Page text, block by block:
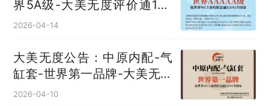
界5A级-大美无度评价通193
国
2026-04-14
大美无度公告：中原内配-气
缸套‌-世界第一品牌-大美无度
评价通193国
2026-04-10